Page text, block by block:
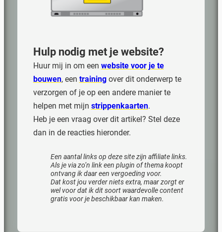
Hulp nodig met je website?
Huur mij in om een website voor je te
bouwen, een trainingover dit onderwerp te
verzorgen of je op een andere manier te
helpen met mijn strippenkaarten.
Heb je een vraag over dit artikel? Stel deze
dan in de reacties hieronder.
Een aantal links op deze site zijn affiliate links.
Als je via zo’n link een plugin of thema koopt
ontvang ik daar een vergoeding voor.
Dat kost jou verder niets extra, maar zorgt er
wel voor dat ik dit soort waardevolle content
gratis voor je beschikbaar kan maken.